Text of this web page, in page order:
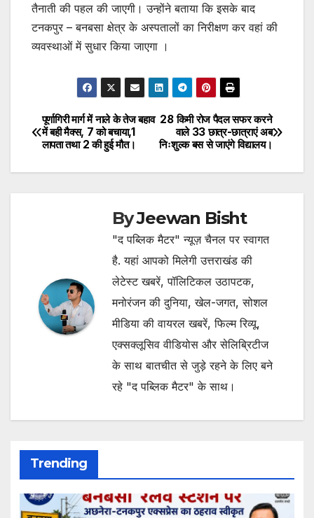
तैनाती की पहल की जाएगी। उन्होंने बताया कि इसके बाद
टनकपुर – बनबसा क्षेत्र के अस्पतालों का निरीक्षण कर वहां की
व्यवस्थाओं में सुधार किया जाएगा ।
Post
navigation
28 किमी रोज पैदल सफर करने
वाले 33 छात्र-छात्राएं अब
निःशुल्क बस से जाएंगे विद्यालय।
पूर्णागिरी मार्ग में नाले के तेज बहाव
में बही मैक्स, 7 को बचाया,1
लापता तथा 2 की हुई मौत।
ByJeewan Bisht
"द पब्लिक मैटर" न्यूज़ चैनल पर स्वागत
है. यहां आपको मिलेगी उत्तराखंड की
लेटेस्ट खबरें, पॉलिटिकल उठापटक,
मनोरंजन की दुनिया, खेल-जगत, सोशल
मीडिया की वायरल खबरें, फिल्म रिव्यू,
एक्सक्लूसिव वीडियोस और सेलिब्रिटीज
के साथ बातचीत से जुड़े रहने के लिए बने
रहे "द पब्लिक मैटर" के साथ।
Trending